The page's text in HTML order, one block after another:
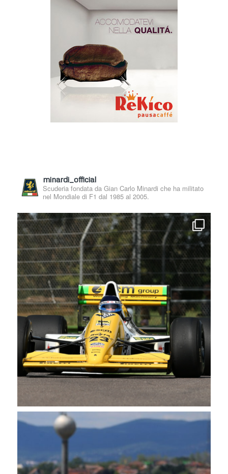
minardi_official
Scuderia fondata da Gian Carlo Minardi che ha militato
nel Mondiale di F1 dal 1985 al 2005.